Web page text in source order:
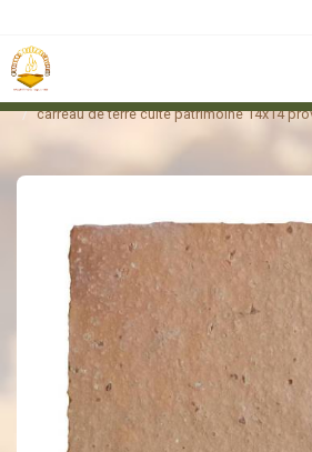
carreaux
carreau de terre cuite patrimoine 14x14